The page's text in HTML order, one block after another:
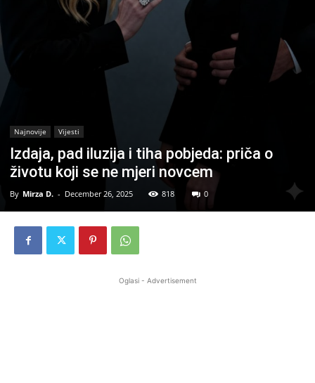
Najnovije Vijesti
Izdaja, pad iluzija i tiha pobjeda: priča o
životu koji se ne mjeri novcem
By Mirza D. - December 26, 2025 818 0
Oglasi - Advertisement